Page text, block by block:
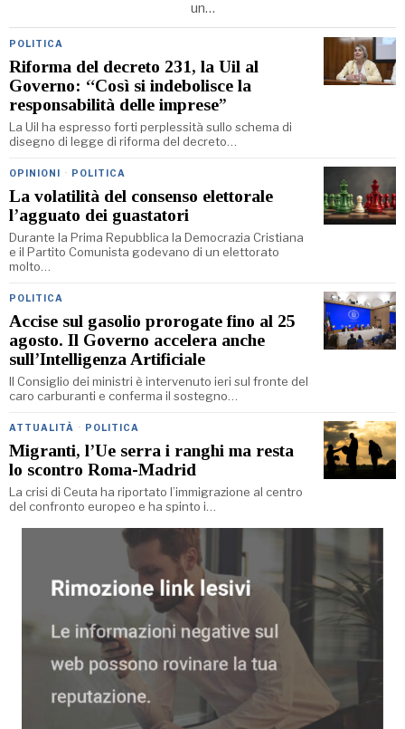
un…
POLITICA
Riforma del decreto 231, la Uil al
Governo: “Così si indebolisce la
responsabilità delle imprese”
La Uil ha espresso forti perplessità sullo schema di
disegno di legge di riforma del decreto…
OPINIONI · POLITICA
La volatilità del consenso elettorale
l’agguato dei guastatori
Durante la Prima Repubblica la Democrazia Cristiana
e il Partito Comunista godevano di un elettorato
molto…
POLITICA
Accise sul gasolio prorogate fino al 25
agosto. Il Governo accelera anche
sull’Intelligenza Artificiale
Il Consiglio dei ministri è intervenuto ieri sul fronte del
caro carburanti e conferma il sostegno…
ATTUALITÀ · POLITICA
Migranti, l’Ue serra i ranghi ma resta
lo scontro Roma-Madrid
La crisi di Ceuta ha riportato l’immigrazione al centro
del confronto europeo e ha spinto i…